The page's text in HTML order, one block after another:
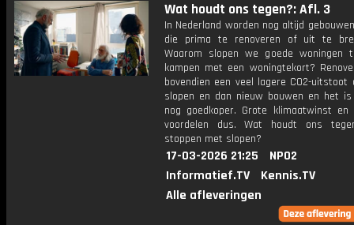
Wat houdt ons tegen?: Afl. 3
In Nederland worden nog altijd
die prima te renoveren of uit te
Waarom slopen we goede woningen
kampen met een woningtekort?
bovendien een veel lagere CO2-uitstoot
slopen en dan nieuw bouwen en het is
nog goedkoper. Grote klimaatwinst en
voordelen dus. Wat houdt ons
stoppen met slopen?
17-03-2026 21:25
NPO2
Informatief.TV
Kennis.TV
Alle afleveringen